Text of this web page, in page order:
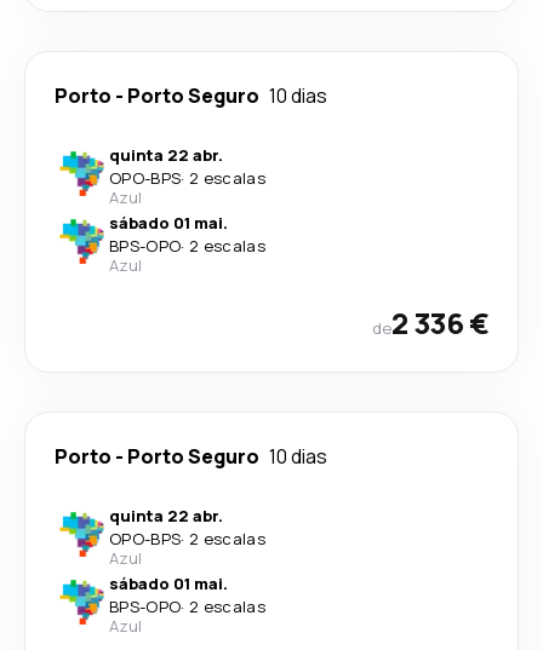
Porto - Porto Seguro 10 dias
quinta 22 abr.
OPO-BPS· 2 escalas
Azul
sábado 01 mai.
BPS-OPO· 2 escalas
Azul
de2 336 €
Porto - Porto Seguro 10 dias
quinta 22 abr.
OPO-BPS· 2 escalas
Azul
sábado 01 mai.
BPS-OPO· 2 escalas
Azul